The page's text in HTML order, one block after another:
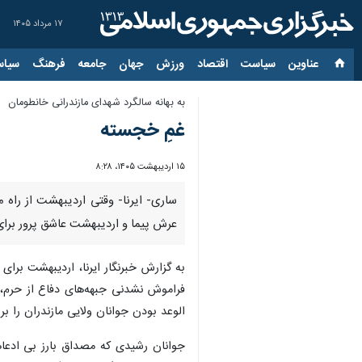
۱۷ مرداد ۱۴۰۵
عناوین‌ سیاست اقتصاد ورزش جهان جامعه فرهنگ
به بهانه سالگرد شهدای مازندرانی خانطومان
غمِ خجسته
۱۵ اردیبهشت ۱۴۰۵، ۸:۲۸